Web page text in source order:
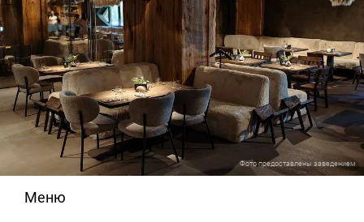
Фото предоставлены заведением
Меню